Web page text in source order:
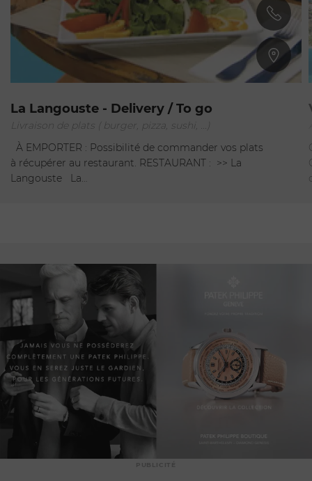
Anse des Cayes
Fermé
Ouvre à 19:00
La Langouste - Delivery / To go
Livraison de plats ( burger, pizza, sushi, ...)
À EMPORTER : Possibilité de commander vos plats
à récupérer au restaurant. RESTAURANT : >> La
Langouste La…